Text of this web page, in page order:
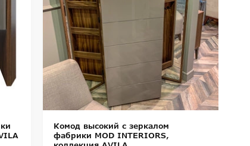
Комод высокий с зеркалом
фабрики MOD INTERIORS,